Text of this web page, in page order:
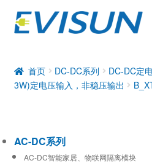
DC-DC系列
工业通信模块
首页 DC-DC系列 DC-DC定
3W)定电压输入，非稳压输出
AC-DC系列
AC-DC智能家居、物联网隔离模块